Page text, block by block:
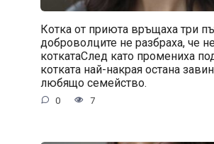
Котка от приюта връщаха три
доброволците не разбраха, че
коткатаСлед като промениха
котката най-накрая остана
любящо семейство.
0 7